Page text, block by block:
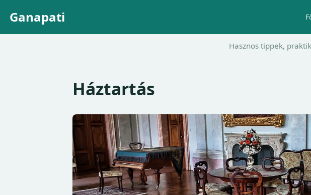
Ganapati
Hasznos tippek,
Háztartás